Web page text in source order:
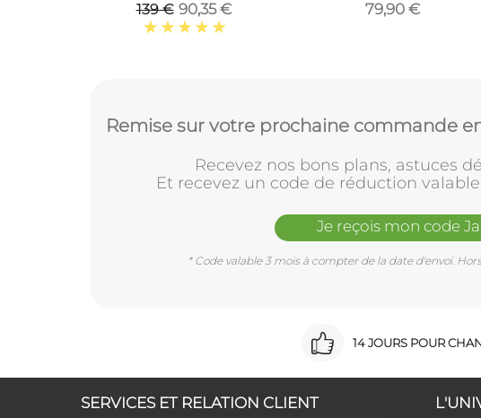
139 € 90,35 € 79,90 €
Remise sur votre prochaine commande
Recevez nos bons plans, astuces
Et recevez un code de réduction
Je reçois mon code
* Code valable 3 mois à compter de la date d'envoi.
14 JOURS POUR
SERVICES ET RELATION CLIENT